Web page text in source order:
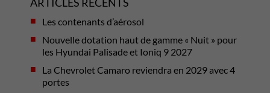
Les contenants d’aérosol
Nouvelle dotation haut de gamme « Nuit » pour
les Hyundai Palisade et Ioniq 9 2027
La Chevrolet Camaro reviendra en 2029 avec 4
portes